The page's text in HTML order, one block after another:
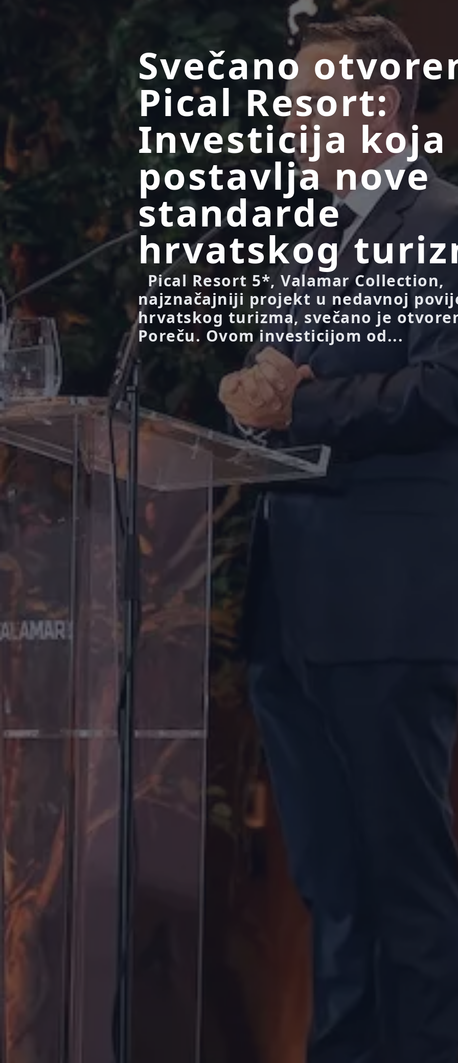
Svečano
Pical Resort:
Investicija koja
postavlja nove
standarde
hrvatskog
Pical Resort 5*, Valamar Collection,
najznačajniji projekt u nedavnoj
hrvatskog turizma, svečano je
Poreču. Ovom investicijom od...